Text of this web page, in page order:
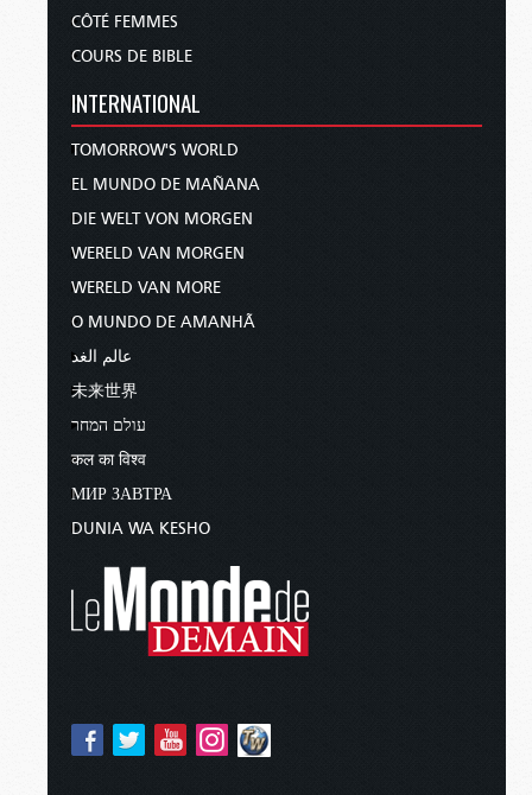
CÔTÉ FEMMES
COURS DE BIBLE
INTERNATIONAL
TOMORROW'S WORLD
EL MUNDO DE MAÑANA
DIE WELT VON MORGEN
WERELD VAN MORGEN
WERELD VAN MORE
O MUNDO DE AMANHÃ
عالم الغد
未来世界
עולם המחר
कल का विश्व
МИР ЗАВТРА
DUNIA WA KESHO